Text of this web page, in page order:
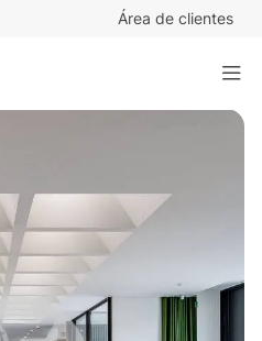
Área de clientes